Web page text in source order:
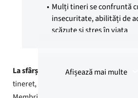
Mulți tineri se confruntă
insecuritate, abilități de
scăzute și stres în viața
inteligența artificială (IA)
Afișează mai multe
La sfârșitul lunii ianuarie, s-a întrunit
tineret, YTF Tineri, pentru prima dată.